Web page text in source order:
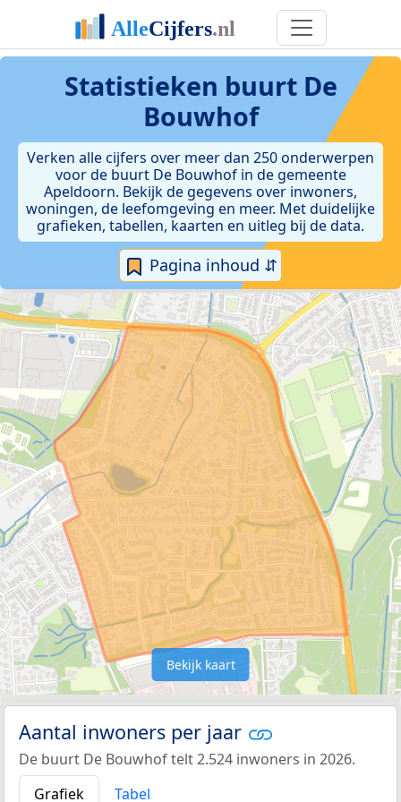
Statistieken buurt De
Bouwhof
Verken alle cijfers over meer dan 250 onderwerpen
voor de buurt De Bouwhof in de gemeente
Apeldoorn. Bekijk de gegevens over inwoners,
woningen, de leefomgeving en meer. Met duidelijke
grafieken, tabellen, kaarten en uitleg bij de data.
Pagina inhoud ⇵
Bekijk kaart
Aantal inwoners per jaar
De buurt De Bouwhof telt 2.524 inwoners in 2026.
Grafiek
Tabel